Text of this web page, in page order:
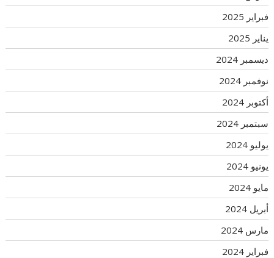
فبراير 2025
يناير 2025
ديسمبر 2024
نوفمبر 2024
أكتوبر 2024
سبتمبر 2024
يوليو 2024
يونيو 2024
مايو 2024
أبريل 2024
مارس 2024
فبراير 2024